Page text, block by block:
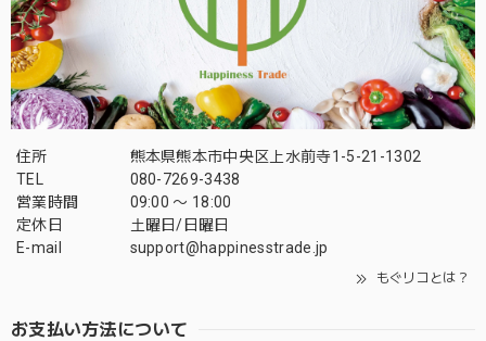
住所
熊本県熊本市中央区上水前寺1-5-21-1302
TEL
080-7269-3438
営業時間
09:00 〜 18:00
定休日
土曜日/日曜日
E-mail
support@happinesstrade.jp
もぐリコとは？
お支払い方法について